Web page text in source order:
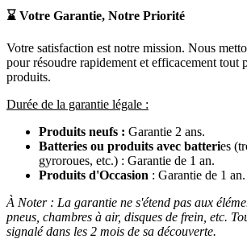
⌛ Votre Garantie, Notre Priorité
Votre satisfaction est notre mission. Nous
pour résoudre rapidement et efficacement tout
produits.
Durée de la garantie légale :
Produits neufs : Garantie 2 ans.
Batteries ou produits avec batteries
gyroroues, etc.) : Garantie de 1 an.
Produits d'Occasion : Garantie de 1 an.
À Noter : La garantie ne s'étend pas aux
pneus, chambres à air, disques de frein, etc.
signalé dans les 2 mois de sa découverte.